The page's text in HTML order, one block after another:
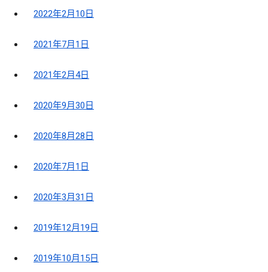
2022年2月10日
2021年7月1日
2021年2月4日
2020年9月30日
2020年8月28日
2020年7月1日
2020年3月31日
2019年12月19日
2019年10月15日